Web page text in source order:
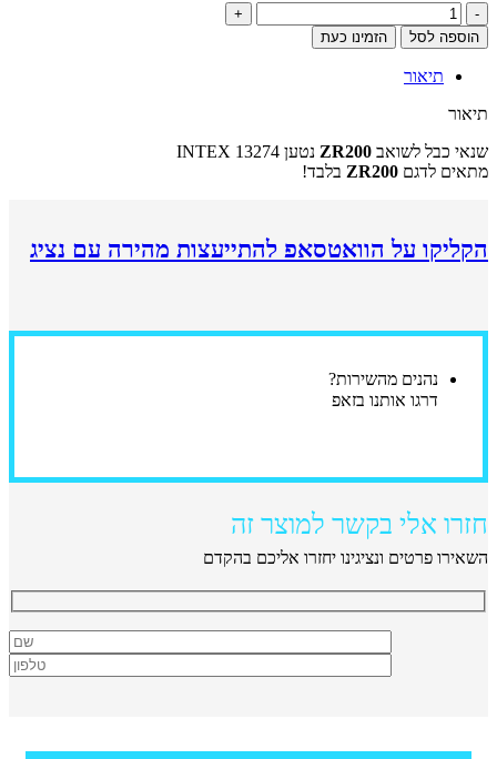
כמות
של
שנאי
כבל
לשואב
ZR200
INTEX
13274
הוספה לסל הזמינו כעת
תיאור
תיאור
שנאי כבל לשואב ZR200 נטען INTEX 13274
מתאים לדגם ZR200 בלבד!
הקליקו על הוואטסאפ להתייעצות מהירה עם נציג
נהנים מהשירות?
דרגו אותנו בזאפ
חזרו אלי בקשר למוצר זה
השאירו פרטים ונציגינו יחזרו אליכם בהקדם